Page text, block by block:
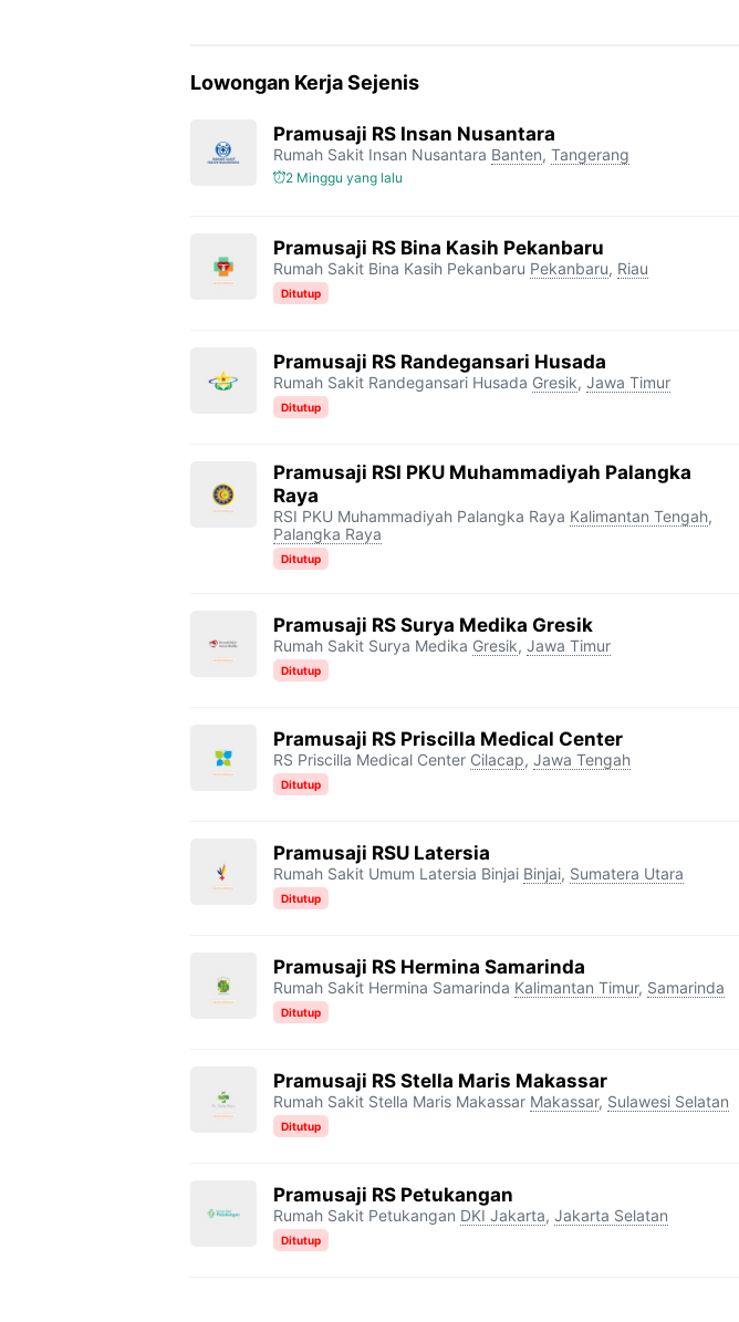
Lowongan Kerja Sejenis
Pramusaji RS Insan Nusantara
Rumah Sakit Insan Nusantara Banten, Tangerang
2 Minggu yang lalu
Pramusaji RS Bina Kasih Pekanbaru
Rumah Sakit Bina Kasih Pekanbaru Pekanbaru, Riau
Ditutup
Pramusaji RS Randegansari Husada
Rumah Sakit Randegansari Husada Gresik, Jawa Timur
Ditutup
Pramusaji RSI PKU Muhammadiyah Palangka
Raya
RSI PKU Muhammadiyah Palangka Raya Kalimantan Tengah,
Palangka Raya
Ditutup
Pramusaji RS Surya Medika Gresik
Rumah Sakit Surya Medika Gresik, Jawa Timur
Ditutup
Pramusaji RS Priscilla Medical Center
RS Priscilla Medical Center Cilacap, Jawa Tengah
Ditutup
Pramusaji RSU Latersia
Rumah Sakit Umum Latersia Binjai Binjai, Sumatera Utara
Ditutup
Pramusaji RS Hermina Samarinda
Rumah Sakit Hermina Samarinda Kalimantan Timur, Samarinda
Ditutup
Pramusaji RS Stella Maris Makassar
Rumah Sakit Stella Maris Makassar Makassar, Sulawesi Selatan
Ditutup
Pramusaji RS Petukangan
Rumah Sakit Petukangan DKI Jakarta, Jakarta Selatan
Ditutup